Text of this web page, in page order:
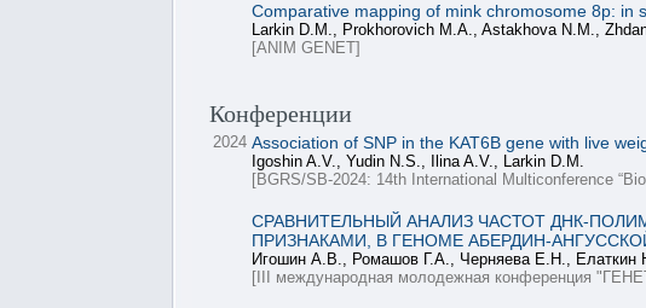
Comparative mapping of mink chromosome 8p: in
Larkin D.M., Prokhorovich M.A., Astakhova N.M.,
[ANIM GENET]
Конференции
2024 Association of SNP in the KAT6B gene with live
Igoshin A.V., Yudin N.S., Ilina A.V., Larkin D.M.
[BGRS/SB-2024: 14th International Multiconference
СРАВНИТЕЛЬНЫЙ АНАЛИЗ ЧАСТОТ ДНК-
ПРИЗНАКАМИ, В ГЕНОМЕ АБЕРДИН-
Игошин А.В., Ромашов Г.А., Черняева Е.Н.,
[III международная молодежная конференция